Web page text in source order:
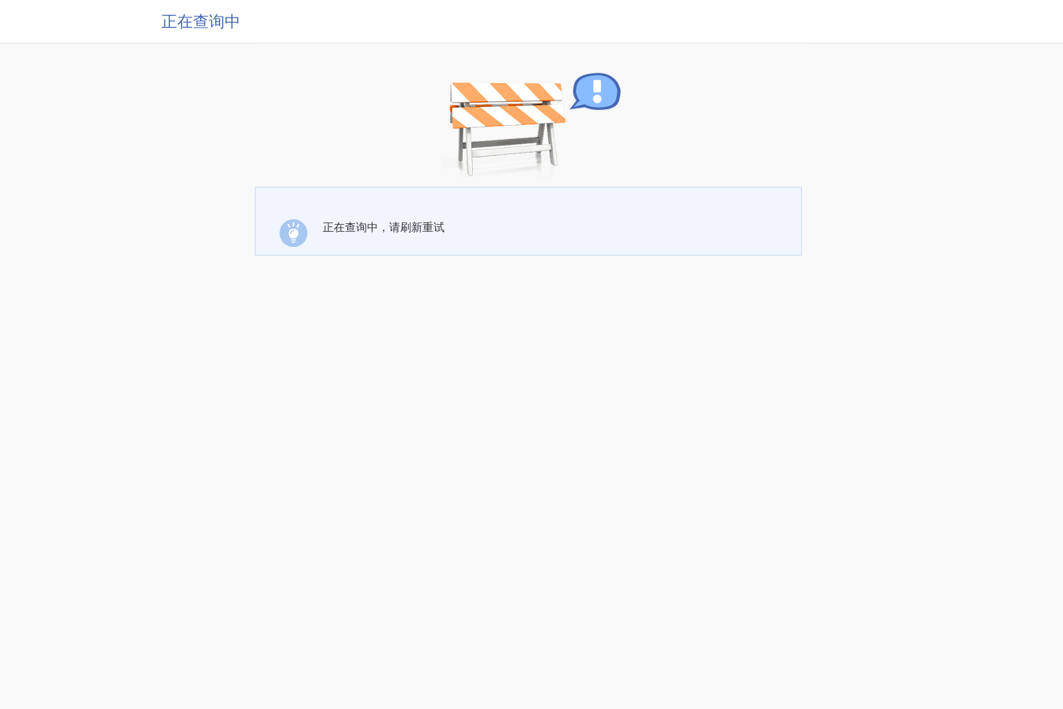
正在查询中
正在查询中，请刷新重试